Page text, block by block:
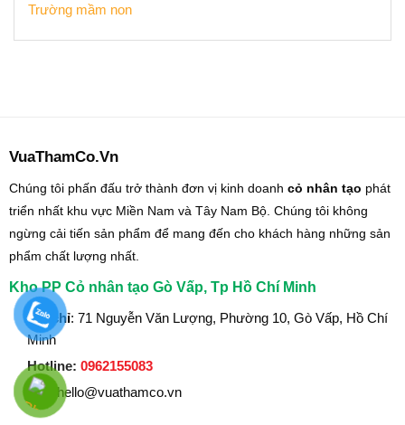
Trường mầm non
VuaThamCo.Vn
Chúng tôi phấn đấu trở thành đơn vị kinh doanh cỏ nhân tạo phát
triển nhất khu vực Miền Nam và Tây Nam Bộ. Chúng tôi không
ngừng cải tiến sản phẩm để mang đến cho khách hàng những sản
phẩm chất lượng nhất.
Kho PP Cỏ nhân tạo Gò Vấp, Tp Hồ Chí Minh
Địa chỉ: 71 Nguyễn Văn Lượng, Phường 10, Gò Vấp, Hồ Chí
Minh
Hotline: 0962155083
Mail
:hello@vuathamco.vn